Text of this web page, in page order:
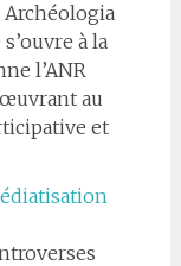
à la
l’ANR
au
et